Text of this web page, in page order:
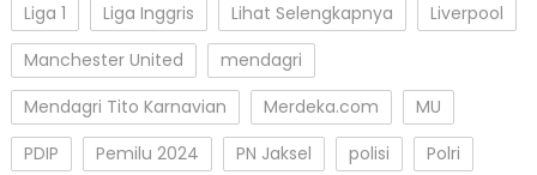
Liga 1
Liga Inggris Lihat Selengkapnya
Liverpool
Manchester United
mendagri
Mendagri Tito Karnavian
Merdeka.com
MU
PDIP
Pemilu 2024 PN Jaksel polisi
Polri